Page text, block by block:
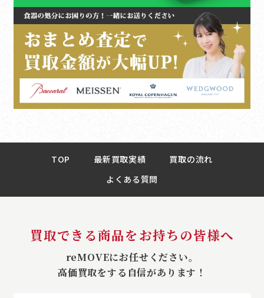
TOP 最新買取実績
買取の流れ
よくある質問
買取できる商品をお持ちの皆様へ
reMOVEにお任せください。
高価買取をする自信があります！